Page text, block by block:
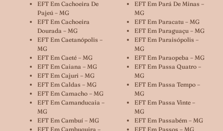
EFT Em Cachoeira De
Pajeú – MG
EFT Em Cachoeira
Dourada – MG
EFT Em Caetanópolis –
MG
EFT Em Caeté – MG
EFT Em Caiana – MG
EFT Em Cajuri – MG
EFT Em Caldas – MG
EFT Em Camacho – MG
EFT Em Camanducaia –
MG
EFT Em Cambuí – MG
EFT Em Cambuquira –
EFT Em Pará De Minas –
MG
EFT Em Paracatu – MG
EFT Em Paraguaçu – MG
EFT Em Paraisópolis –
MG
EFT Em Paraopeba – MG
EFT Em Passa Quatro –
MG
EFT Em Passa Tempo –
MG
EFT Em Passa Vinte –
MG
EFT Em Passabém – MG
EFT Em Passos – MG